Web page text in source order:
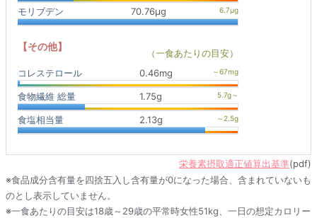
モリブデン 70.76μg
【その他】
（一食あたりの目安）
コレステロール
0.46mg
食物繊維 総量 1.75g
食塩相当量 2.13g
栄養素摂取適正値算出基準(pdf)
※食品成分含有量を四捨五入し含有量が0になった場合、含まれていないも
のとし表示していません。
※一食あたりの目安は18歳～29歳の平常時女性51kg、一日の想定カロリー